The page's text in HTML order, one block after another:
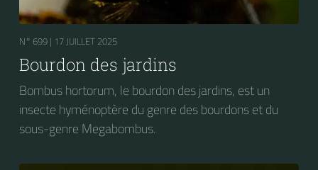
N° 699 | 17 JUILLET 2025
Bourdon des jardins
Bombus hortorum, le bourdon des jardins, est un
insecte hyménoptère du genre des bourdons et du
sous-genre Megabombus.